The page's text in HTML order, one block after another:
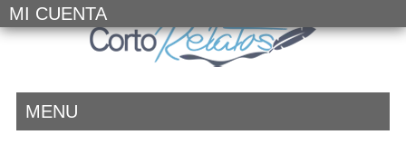
MI CUENTA
MENU